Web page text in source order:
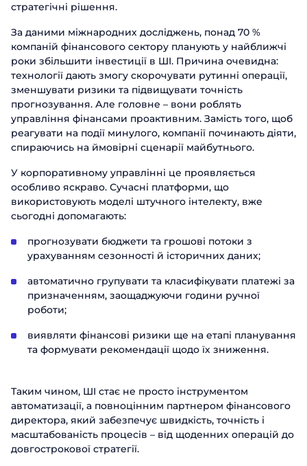
стратегічні рішення.
За даними міжнародних досліджень, понад 70 %
компаній фінансового сектору планують у найближчі
роки збільшити інвестиції в ШІ. Причина очевидна:
технології дають змогу скорочувати рутинні операції,
зменшувати ризики та підвищувати точність
прогнозування. Але головне – вони роблять
управління фінансами проактивним. Замість того, щоб
реагувати на події минулого, компанії починають діяти,
спираючись на ймовірні сценарії майбутнього.
У корпоративному управлінні це проявляється
особливо яскраво. Сучасні платформи, що
використовують моделі штучного інтелекту, вже
сьогодні допомагають:
прогнозувати бюджети та грошові потоки з
урахуванням сезонності й історичних даних;
автоматично групувати та класифікувати платежі за
призначенням, заощаджуючи години ручної
роботи;
виявляти фінансові ризики ще на етапі планування
та формувати рекомендації щодо їх зниження.
Таким чином, ШІ стає не просто інструментом
автоматизації, а повноцінним партнером фінансового
директора, який забезпечує швидкість, точність і
масштабованість процесів – від щоденних операцій до
довгострокової стратегії.